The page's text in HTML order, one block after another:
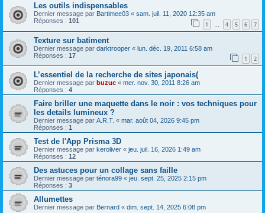
Les outils indispensables
Dernier message par Bartimee03 « sam. juil. 11, 2020 12:35 am
Réponses : 101 1 … 4 5 6 7
Texture sur batiment
Dernier message par darktrooper « lun. déc. 19, 2011 6:58 am
Réponses : 17 1 2
L’essentiel de la recherche de sites japonais(
Dernier message par buzuc « mer. nov. 30, 2011 8:26 am
Réponses : 4
Faire briller une maquette dans le noir : vos techniques pour
les details lumineux ?
Dernier message par A.R.T. « mar. août 04, 2026 9:45 pm
Réponses : 1
Test de l'App Prisma 3D
Dernier message par keroliver « jeu. juil. 16, 2026 1:49 am
Réponses : 12
Des astuces pour un collage sans faille
Dernier message par ténora99 « jeu. sept. 25, 2025 2:15 pm
Réponses : 3
Allumettes
Dernier message par Bernard « dim. sept. 14, 2025 6:08 pm